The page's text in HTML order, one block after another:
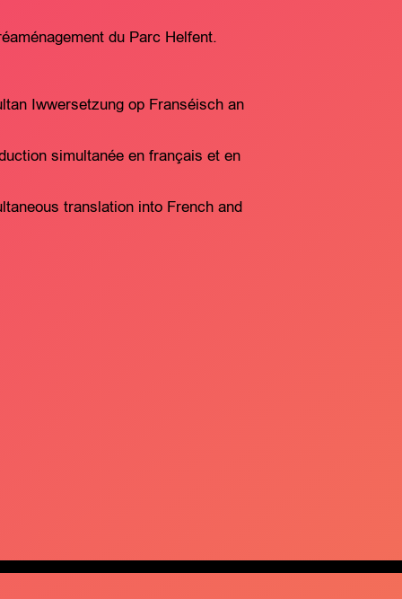
du Parc Helfent.
Iwwersetzung op Franséisch an
simultanée en français et en
translation into French and